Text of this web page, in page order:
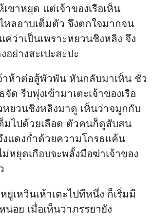
เขาหยุด แต่เจ้าของเรือเห็น
หลอาบเต็มตัว จึงตกใจมากจน
ว่าเป็นเพราะหยวนชิงหลิง จึง
อย่างสะเปะสะปะ
าห้าต่อสู้พัวพัน หันกลับมาเห็น ชั่ว
ด รีบพุ่งเข้ามาเตะเจ้าของเรือ
หยวนชิงหลิงมาดู เห็นว่าจมูกกับ
มไปด้วยเลือด ตัวคนก็ดูสับสน
งแดงก่ำด้วยความโกรธแค้น
ม่หยุดเกือบจะพลั้งมือฆ่าเจ้าของ
ยู่เหวินเห้าเตะไปทีหนึ่ง ก็เริ่มมี
อย เมื่อเห็นว่าภรรยายัง